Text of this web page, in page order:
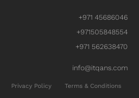
+971 45686046
+971505848554
+971 562638470
info@itqans.com
Privacy Policy Terms & Conditions